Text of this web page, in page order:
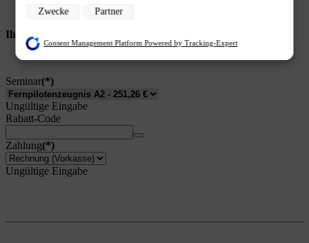
Ihr Seminar
Seminar(*)
Ungültige Eingabe
Rabatt-Code
Zahlung(*)
Ungültige Eingabe
Verwendung reduzierter Daten zur Auswahl von Werbeanzeigen
Erstellung von Profilen zur Personalisierung von Inhalten
Verwendung von Profilen zur Auswahl personalisierter Inhalte
Messung der Performance von Inhalten
aus verschiedenen Quellen
Entwicklung und Verbesserung der Angebote
Verwendung reduzierter Daten zur Auswahl von Inhalten
Besondere Features:
Verwendung genauer Standortdaten
Endgeräteeigenschaften zur Identifikation aktiv abfragen
Zwecke Partner
Consent Management Platform Powered by Tracking-Expert